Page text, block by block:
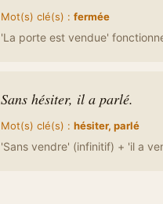
Mot(s) clé(s) : fermée
'La porte est vendue'
Sans hésiter, il a parlé.
Mot(s) clé(s) : hésiter, parlé
'Sans vendre' (infinitif) + 'il a